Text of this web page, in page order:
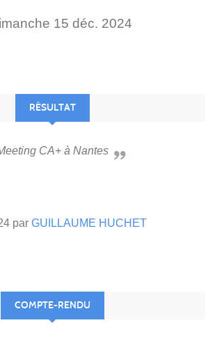
15 déc. 2024
RÉSULTAT
Meeting CA+ à Nantes
par GUILLAUME HUCHET
COMPTE-RENDU